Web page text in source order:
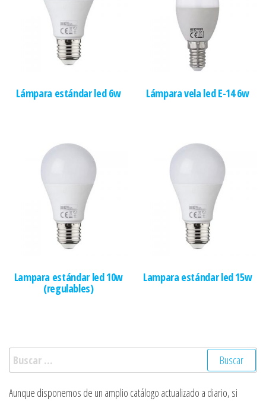
Lámpara estándar led 6w Lámpara vela led E-14 6w
Lampara estándar led 10w
(regulables)
Lampara estándar led 15w
Buscar:
Aunque disponemos de un amplio catálogo actualizado a diario, si